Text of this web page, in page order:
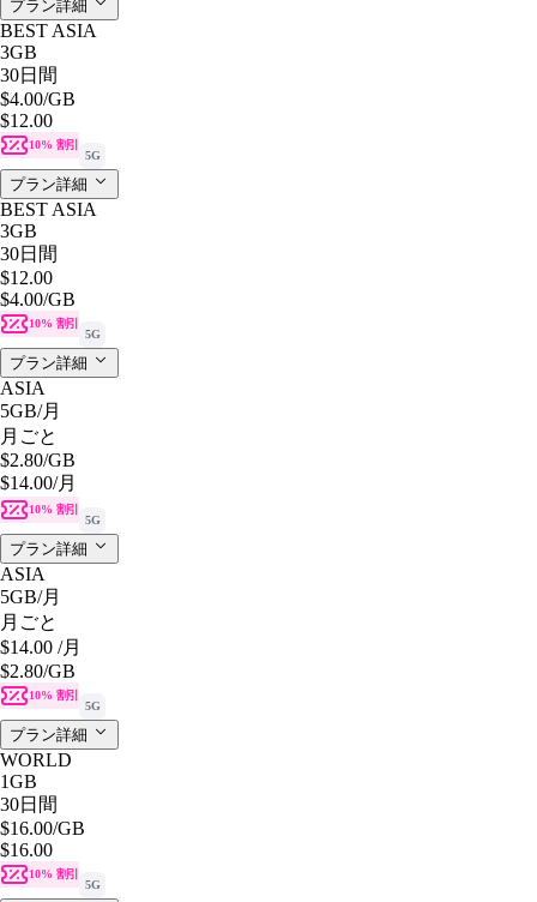
プラン詳細
BEST ASIA
3GB
30日間
$4.00/GB
$12.00
10% 割引
5G
プラン詳細
BEST ASIA
3GB
30日間
$12.00
$4.00/GB
10% 割引
5G
プラン詳細
ASIA
5GB/月
月ごと
$2.80/GB
$14.00/月
10% 割引
5G
プラン詳細
ASIA
5GB/月
月ごと
$14.00 /月
$2.80/GB
10% 割引
5G
プラン詳細
WORLD
1GB
30日間
$16.00/GB
$16.00
10% 割引
5G